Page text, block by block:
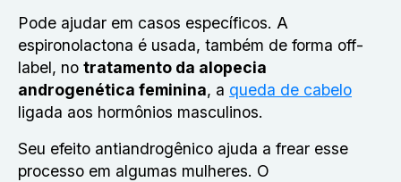
Pode ajudar em casos específicos. A
espironolactona é usada, também de forma off-
label, no tratamento da alopecia
androgenética feminina, a queda de cabelo
ligada aos hormônios masculinos.
Seu efeito antiandrogênico ajuda a frear esse
processo em algumas mulheres. O